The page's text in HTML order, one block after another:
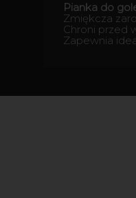
Pianka do
Zmiękcza
Chroni przed
Zapewnia